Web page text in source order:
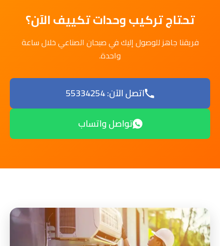
تحتاج تركيب وحدات تكييف الآن؟
فريقنا جاهز للوصول إليك في صبحان الصناعي خلال ساعة
واحدة.
اتصل الآن: 55334254
تواصل واتساب